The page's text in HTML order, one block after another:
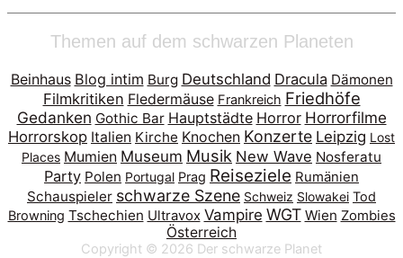
Themen auf dem schwarzen Planeten
Beinhaus Blog intim Burg Deutschland Dracula Dämonen
Filmkritiken Fledermäuse Frankreich Friedhöfe
Gedanken Gothic Bar Hauptstädte Horror Horrorfilme
Horrorskop Italien Kirche Knochen Konzerte Leipzig Lost
Places Mumien Museum Musik New Wave Nosferatu
Party Polen Portugal Prag Reiseziele Rumänien
Schauspieler schwarze Szene Schweiz Slowakei Tod
Browning Tschechien Ultravox Vampire WGT Wien Zombies
Österreich
Copyright © 2026 Der schwarze Planet